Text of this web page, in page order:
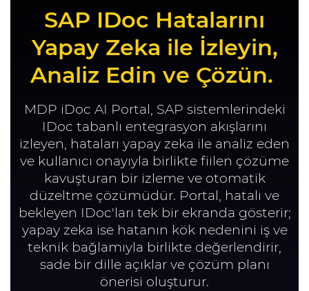
SAP IDoc Hatalarını
Yapay Zeka ile İzleyin,
Analiz Edin ve Çözün.
MDP iDoc AI Portal, SAP sistemlerindeki
IDoc tabanlı entegrasyon akışlarını
izleyen, hataları yapay zeka ile analiz eden
ve kullanıcı onayıyla birlikte fiilen çözüme
kavuşturan bir izleme ve otomatik
düzeltme çözümüdür. Portal, hatalı ve
bekleyen IDoc'ları tek bir ekranda gösterir;
yapay zeka ise hatanın kök nedenini iş ve
teknik bağlamıyla birlikte değerlendirir,
sade bir dille açıklar ve çözüm planı
önerisi oluşturur.